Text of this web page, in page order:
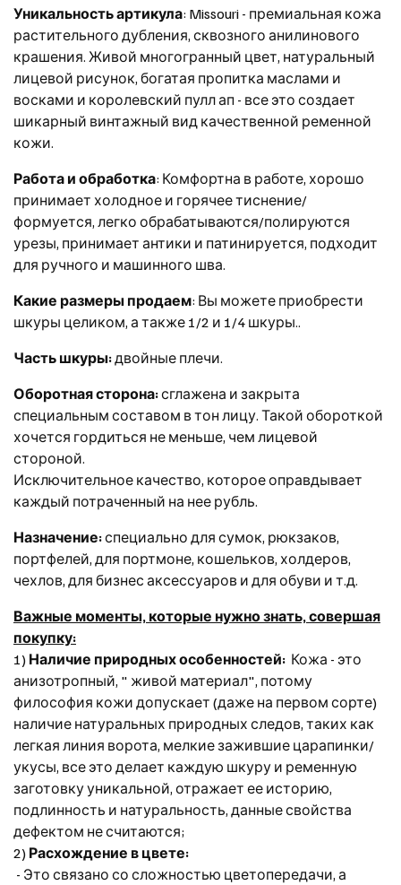
Уникальность артикула: Missouri - премиальная кожа
растительного дубления, сквозного анилинового
крашения. Живой многогранный цвет, натуральный
лицевой рисунок, богатая пропитка маслами и
восками и королевский пулл ап - все это создает
шикарный винтажный вид качественной ременной
кожи.
Работа и обработка: Комфортна в работе, хорошо
принимает холодное и горячее тиснение/
формуется, легко обрабатываются/полируются
урезы, принимает антики и патинируется, подходит
для ручного и машинного шва.
Какие размеры продаем: Вы можете приобрести
шкуры целиком, а также 1/2 и 1/4 шкуры..
Часть шкуры:двойные плечи.
Оборотная сторона:сглажена и закрыта
специальным составом в тон лицу. Такой обороткой
хочется гордиться не меньше, чем лицевой
стороной.
Исключительное качество, которое оправдывает
каждый потраченный на нее рубль.
Назначение:специально для сумок, рюкзаков,
портфелей, для портмоне, кошельков, холдеров,
чехлов, для бизнес аксессуаров и для обуви и т.д.
Важные моменты, которые нужно знать, совершая
покупку:
1) Наличие природных особенностей: Кожа - это
анизотропный, " живой материал", потому
философия кожи допускает (даже на первом сорте)
наличие натуральных природных следов, таких как
легкая линия ворота, мелкие зажившие царапинки/
укусы, все это делает каждую шкуру и ременную
заготовку уникальной, отражает ее историю,
подлинность и натуральность, данные свойства
дефектом не считаются;
2) Расхождение в цвете:
- Это связано со сложностью цветопередачи, а